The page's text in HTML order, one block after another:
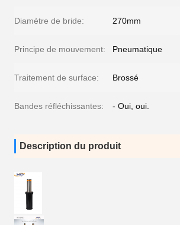
Diamètre de bride: 270mm
Principe de mouvement: Pneumatique
Traitement de surface: Brossé
Bandes réfléchissantes: - Oui, oui.
Description du produit